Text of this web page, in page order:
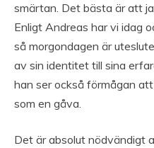
smärtan. Det bästa är att
Enligt Andreas har vi idag
så morgondagen är
av sin identitet till sina
han ser också förmågan
som en gåva.
Det är absolut nödvändigt